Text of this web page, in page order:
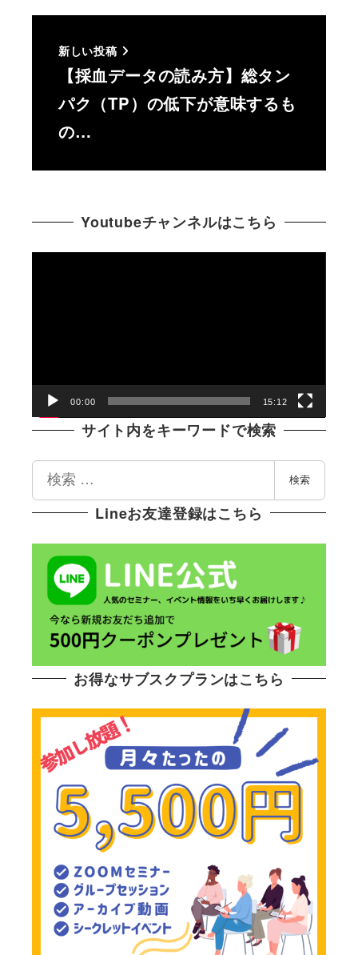
新しい投稿
【採血データの読み方】総タン
パク（TP）の低下が意味するも
の…
Youtubeチャンネルはこちら
00:00 15:12
サイト内をキーワードで検索
索
検索
Lineお友達登録はこちら
お得なサブスクプランはこちら